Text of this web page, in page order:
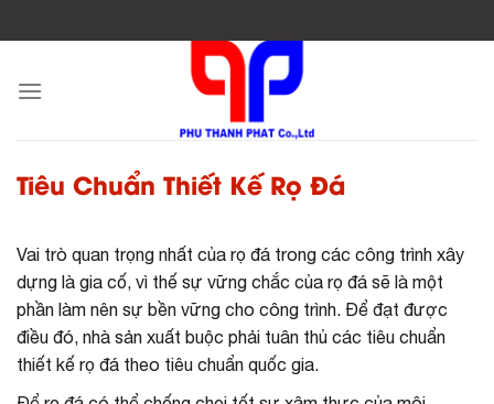
to
Tiêu Chuẩn Thiết Kế Rọ Đá
Vai trò quan trọng nhất của rọ đá trong các công trình xây
dựng là gia cố, vì thế sự vững chắc của rọ đá sẽ là một
phần làm nên sự bền vững cho công trình. Để đạt được
điều đó, nhà sản xuất buộc phải tuân thủ các tiêu chuẩn
thiết kế rọ đá theo tiêu chuẩn quốc gia.